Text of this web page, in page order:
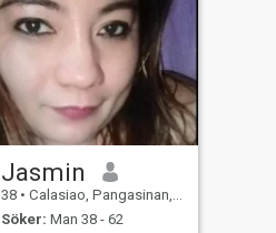
Jasmin
38 • Calasiao, Pangasinan, Filippinerna
Söker: Man 38 - 62